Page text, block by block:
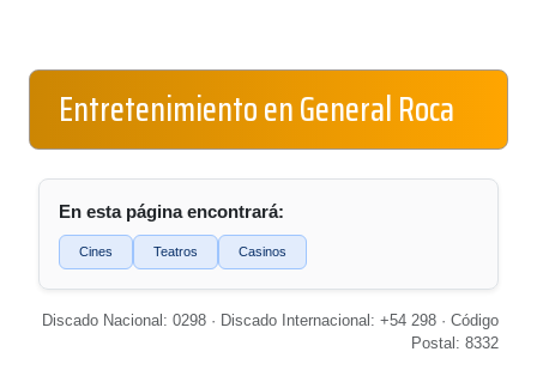
Entretenimiento en General Roca
En esta página encontrará:
Cines Teatros Casinos
Discado Nacional: 0298 · Discado Internacional: +54 298 · Código
Postal: 8332